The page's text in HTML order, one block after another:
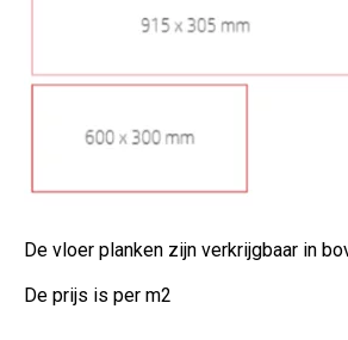
De vloer planken zijn verkrijgbaar in
De prijs is per m2